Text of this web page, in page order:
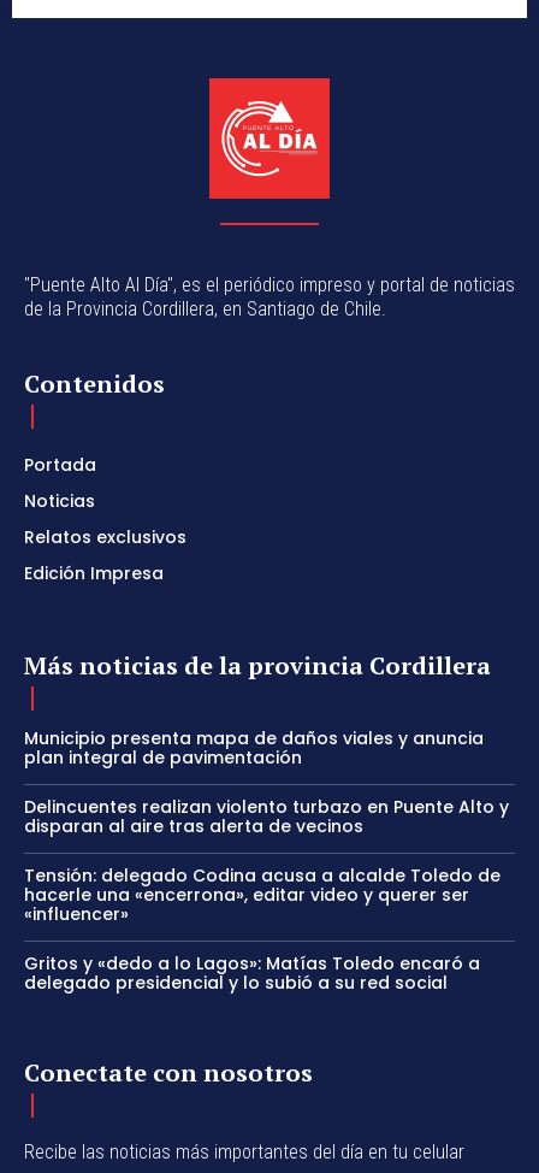
"Puente Alto Al Día", es el periódico impreso y portal de noticias
de la Provincia Cordillera, en Santiago de Chile.
Contenidos
Portada
Noticias
Relatos exclusivos
Edición Impresa
Más noticias de la provincia Cordillera
Municipio presenta mapa de daños viales y anuncia
plan integral de pavimentación
Delincuentes realizan violento turbazo en Puente Alto y
disparan al aire tras alerta de vecinos
Tensión: delegado Codina acusa a alcalde Toledo de
hacerle una «encerrona», editar video y querer ser
«influencer»
Gritos y «dedo a lo Lagos»: Matías Toledo encaró a
delegado presidencial y lo subió a su red social
Conectate con nosotros
Recibe las noticias más importantes del día en tu celular